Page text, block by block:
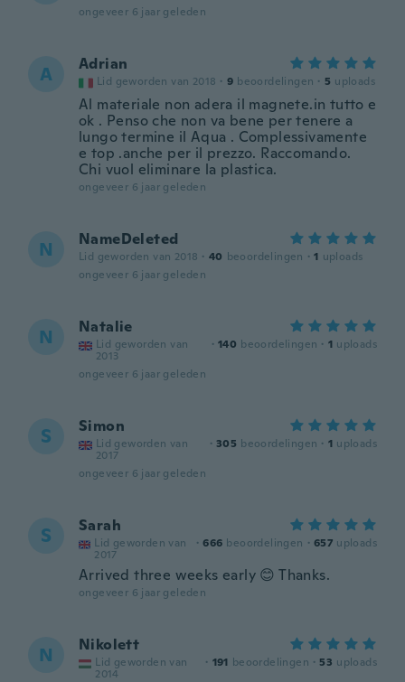
ongeveer 6 jaar geleden
A Adrian
Lid geworden van 2018 · 9 beoordelingen · 5 uploads
Al materiale non adera il magnete.in tutto e
ok . Penso che non va bene per tenere a
lungo termine il Aqua . Complessivamente
e top .anche per il prezzo. Raccomando.
Chi vuol eliminare la plastica.
ongeveer 6 jaar geleden
N NameDeleted
Lid geworden van 2018 · 40 beoordelingen · 1 uploads
ongeveer 6 jaar geleden
N Natalie
Lid geworden van
2013
· 140 beoordelingen · 1 uploads
ongeveer 6 jaar geleden
S Simon
Lid geworden van
2017
· 305 beoordelingen · 1 uploads
ongeveer 6 jaar geleden
S Sarah
Lid geworden van
2017
· 666 beoordelingen · 657 uploads
Arrived three weeks early 😊 Thanks.
ongeveer 6 jaar geleden
N Nikolett
Lid geworden van
2014
· 191 beoordelingen · 53 uploads